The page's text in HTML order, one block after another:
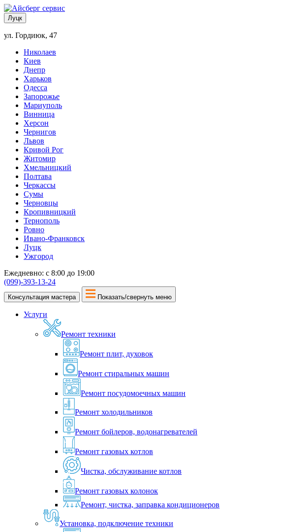
Луцк
ул. Гордиюк, 47
Николаев
Киев
Днепр
Харьков
Одесса
Запорожье
Мариуполь
Винница
Херсон
Чернигов
Львов
Кривой Рог
Житомир
Хмельницкий
Полтава
Черкассы
Сумы
Черновцы
Кропивницкий
Тернополь
Ровно
Ивано-Франковск
Луцк
Ужгород
Ежедневно: с 8:00 до 19:00
(099)-393-13-24
Консультация мастера Показать/свернуть меню
Услуги
Ремонт техники
Ремонт плит, духовок
Ремонт стиральных машин
Ремонт посудомоечных машин
Ремонт холодильников
Ремонт бойлеров, водонагревателей
Ремонт газовых котлов
Чистка, обслуживание котлов
Ремонт газовых колонок
Ремонт, чистка, заправка кондиционеров
Установка, подключение техники